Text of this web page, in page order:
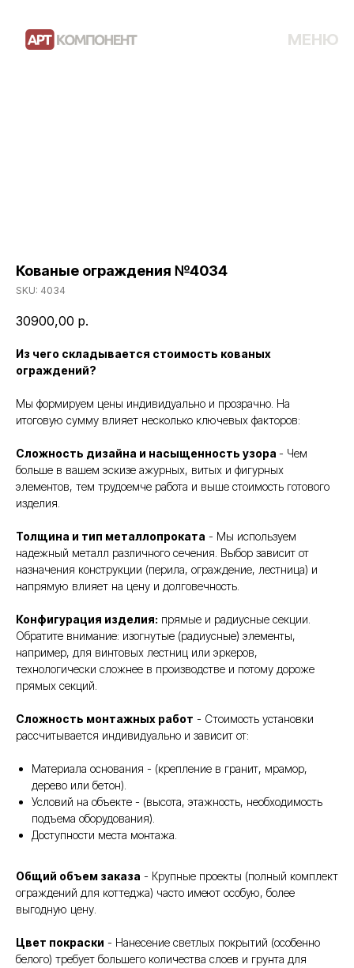
МЕНЮ
Кованые ограждения №4034
SKU: 4034
30900,00 р.
Из чего складывается стоимость кованых
ограждений?
Мы формируем цены индивидуально и прозрачно. На
итоговую сумму влияет несколько ключевых факторов:
Сложность дизайна и насыщенность узора - Чем
больше в вашем эскизе ажурных, витых и фигурных
элементов, тем трудоемче работа и выше стоимость готового
изделия.
Толщина и тип металлопроката - Мы используем
надежный металл различного сечения. Выбор зависит от
назначения конструкции (перила, ограждение, лестница) и
напрямую влияет на цену и долговечность.
Конфигурация изделия: прямые и радиусные секции.
Обратите внимание: изогнутые (радиусные) элементы,
например, для винтовых лестниц или эркеров,
технологически сложнее в производстве и потому дороже
прямых секций.
Сложность монтажных работ - Стоимость установки
рассчитывается индивидуально и зависит от:
Материала основания - (крепление в гранит, мрамор,
дерево или бетон).
Условий на объекте - (высота, этажность, необходимость
подъема оборудования).
Доступности места монтажа.
Общий объем заказа - Крупные проекты (полный комплект
ограждений для коттеджа) часто имеют особую, более
выгодную цену.
Цвет покраски - Нанесение светлых покрытий (особенно
белого) требует большего количества слоев и грунта для